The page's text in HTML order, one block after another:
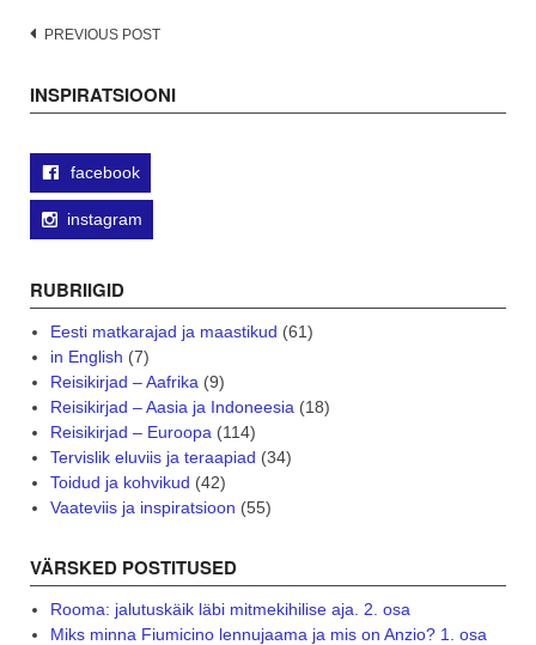
Post
PREVIOUS POST
INSPIRATSIOONI
facebook
instagram
RUBRIIGID
Eesti matkarajad ja maastikud (61)
in English (7)
Reisikirjad – Aafrika (9)
Reisikirjad – Aasia ja Indoneesia (18)
Reisikirjad – Euroopa (114)
Tervislik eluviis ja teraapiad (34)
Toidud ja kohvikud (42)
Vaateviis ja inspiratsioon (55)
VÄRSKED POSTITUSED
Rooma: jalutuskäik läbi mitmekihilise aja. 2. osa
Miks minna Fiumicino lennujaama ja mis on Anzio? 1. osa